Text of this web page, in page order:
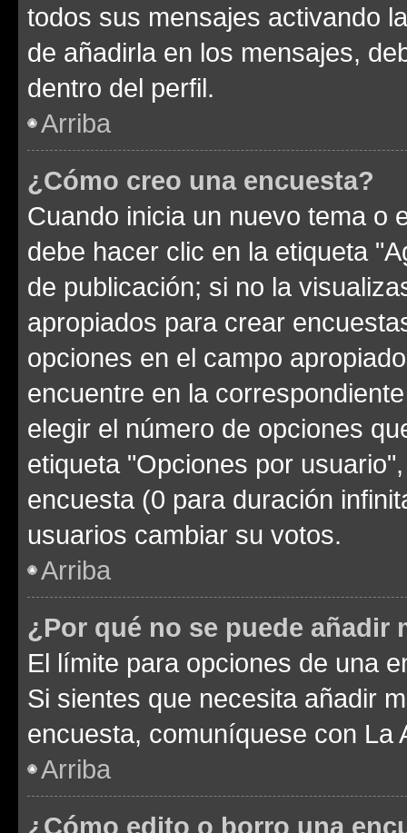
todos sus mensajes activando
de añadirla en los mensajes,
dentro del perfil.
Arriba
¿Cómo creo una encuesta?
Cuando inicia un nuevo tema o
debe hacer clic en la etiqueta
de publicación; si no la
apropiados para crear
opciones en el campo
encuentre en la
elegir el número de opciones
etiqueta "Opciones por
encuesta (0 para duración
usuarios cambiar su votos.
Arriba
¿Por qué no se puede añadir
El límite para opciones de una
Si sientes que necesita añadir
encuesta, comuníquese con La
Arriba
¿Cómo edito o borro una